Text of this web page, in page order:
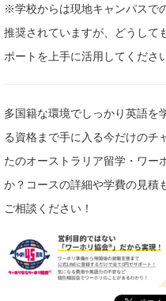
※学校からは現地キャンパスで
推奨されていますが、どうして
ポートを上手に活用してくださ
多国籍な環境でしっかり英語を
る資格まで手に入る今だけのチ
たのオーストラリア留学・ワー
か？コースの詳細や学費の見積
ご相談ください！